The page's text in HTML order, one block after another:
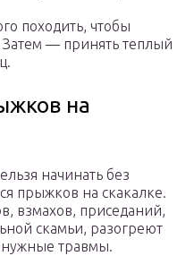
походить, чтобы
— принять теплый
на
начинать без
прыжков на скакалке.
взмахов, приседаний,
скамьи, разогреют
травмы.